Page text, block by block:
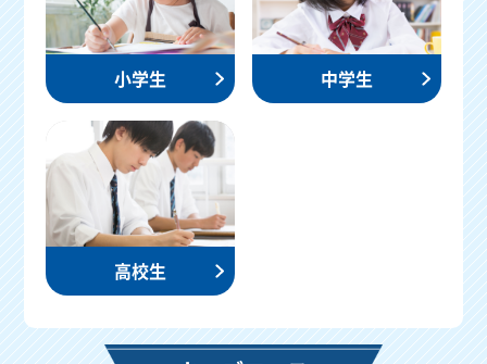
小学生 中学生
高校生